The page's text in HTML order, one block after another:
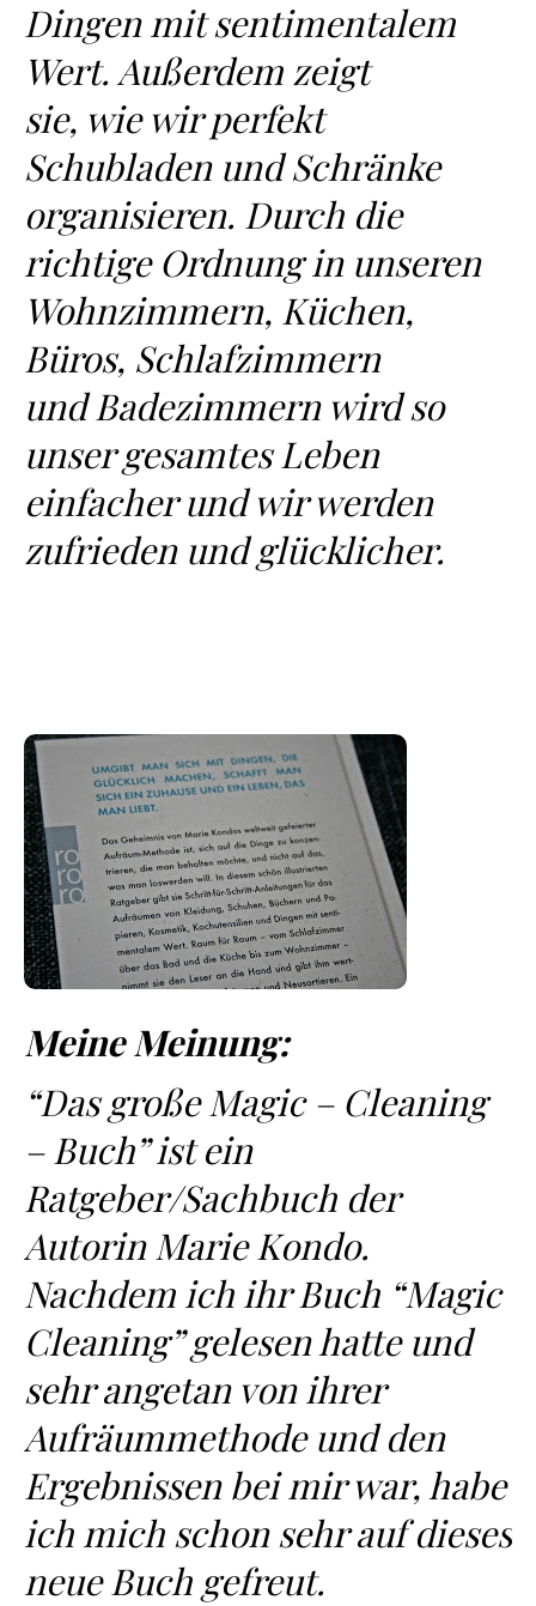
Dingen mit sentimentalem
Wert. Außerdem zeigt
sie, wie wir perfekt
Schubladen und Schränke
organisieren. Durch die
richtige Ordnung in unseren
Wohnzimmern, Küchen,
Büros, Schlafzimmern
und Badezimmern wird so
unser gesamtes Leben
einfacher und wir werden
zufrieden und glücklicher.
Meine Meinung:
“Das große Magic – Cleaning
– Buch” ist ein
Ratgeber/Sachbuch der
Autorin Marie Kondo.
Nachdem ich ihr Buch “Magic
Cleaning” gelesen hatte und
sehr angetan von ihrer
Aufräummethode und den
Ergebnissen bei mir war, habe
ich mich schon sehr auf dieses
neue Buch gefreut.